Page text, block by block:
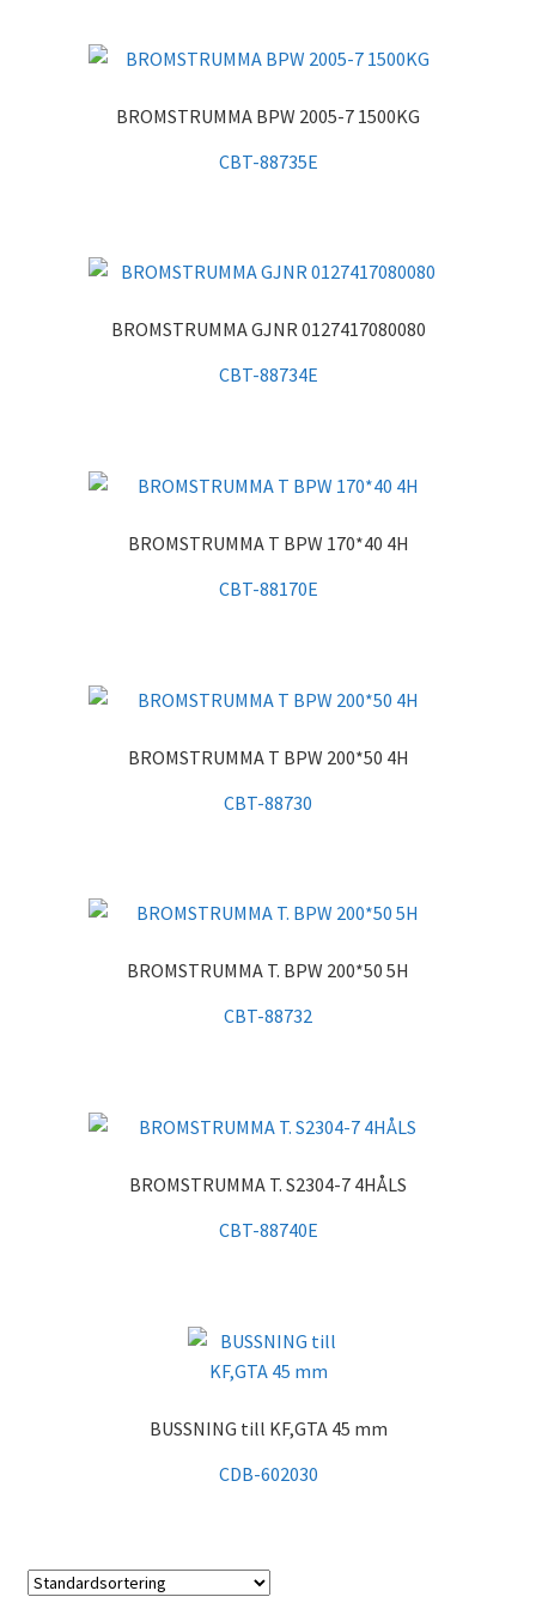
BROMSTRUMMA BPW 2005-7 1500KG
CBT-88735E
BROMSTRUMMA GJNR 0127417080080
CBT-88734E
BROMSTRUMMA T BPW 170*40 4H
CBT-88170E
BROMSTRUMMA T BPW 200*50 4H
CBT-88730
BROMSTRUMMA T. BPW 200*50 5H
CBT-88732
BROMSTRUMMA T. S2304-7 4HÅLS
CBT-88740E
BUSSNING till KF,GTA 45 mm
CDB-602030